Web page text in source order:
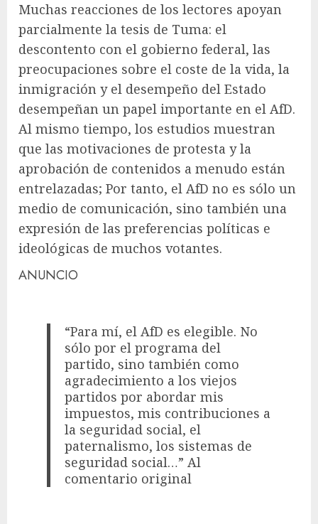
Muchas reacciones de los lectores apoyan
parcialmente la tesis de Tuma: el
descontento con el gobierno federal, las
preocupaciones sobre el coste de la vida, la
inmigración y el desempeño del Estado
desempeñan un papel importante en el AfD.
Al mismo tiempo, los estudios muestran
que las motivaciones de protesta y la
aprobación de contenidos a menudo están
entrelazadas; Por tanto, el AfD no es sólo un
medio de comunicación, sino también una
expresión de las preferencias políticas e
ideológicas de muchos votantes.
ANUNCIO
“Para mí, el AfD es elegible. No
sólo por el programa del
partido, sino también como
agradecimiento a los viejos
partidos por abordar mis
impuestos, mis contribuciones a
la seguridad social, el
paternalismo, los sistemas de
seguridad social…” Al
comentario original